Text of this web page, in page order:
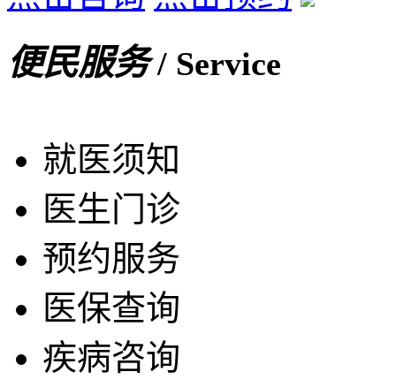
便民服务/ Service
就医须知
医生门诊
预约服务
医保查询
疾病咨询